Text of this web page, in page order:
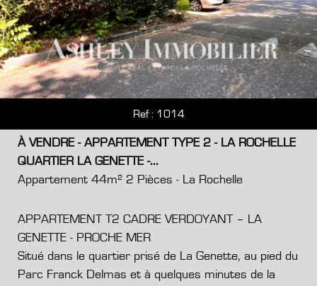
Ref : 1014
À VENDRE - APPARTEMENT TYPE 2 - LA ROCHELLE
QUARTIER LA GENETTE -...
Appartement 44m² 2 Pièces - La Rochelle
APPARTEMENT T2 CADRE VERDOYANT – LA
GENETTE - PROCHE MER
Situé dans le quartier prisé de La Genette, au pied du
Parc Franck Delmas et à quelques minutes de la